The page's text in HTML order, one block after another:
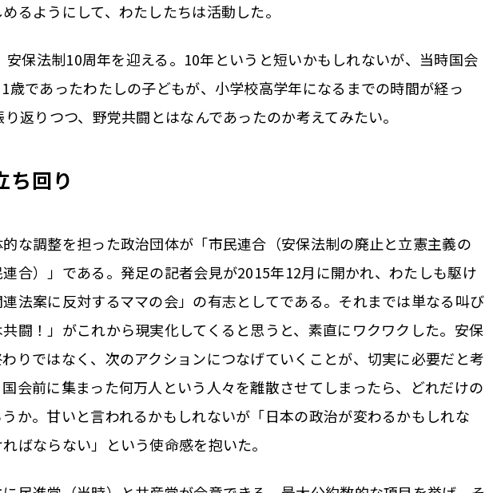
るようにして、わたしたちは活動した。
保法制10周年を迎える。10年というと短いかもしれないが、当時国会
歳であったわたしの子どもが、小学校高学年になるまでの時間が経っ
返りつつ、野党共闘とはなんであったのか考えてみたい。
ち回り
な調整を担った政治団体が「市民連合（安保法制の廃止と立憲主義の
合）」である。発足の記者会見が2015年12月に開かれ、わたしも駆け
法案に反対するママの会」の有志としてである。それまでは単なる叫び
闘！」がこれから現実化してくると思うと、素直にワクワクした。安保
りではなく、次のアクションにつなげていくことが、切実に必要だと考
会前に集まった何万人という人々を離散させてしまったら、どれだけの
か。甘いと言われるかもしれないが「日本の政治が変わるかもしれな
ばならない」という使命感を抱いた。